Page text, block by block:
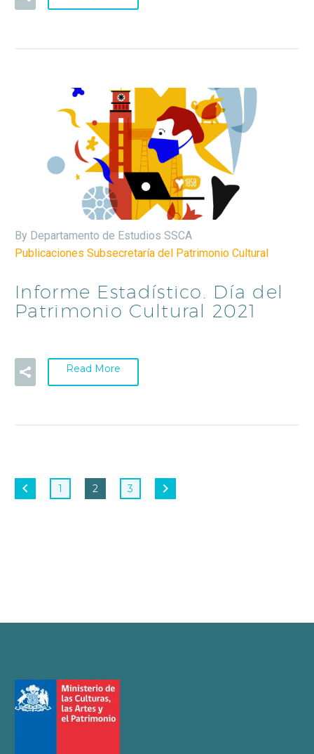
By Departamento de Estudios SSCA
Publicaciones Subsecretaría del Patrimonio Cultural
Informe Estadístico. Día del
Patrimonio Cultural 2021
Read More
1 2 3